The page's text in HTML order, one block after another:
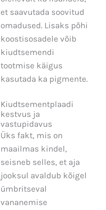
et saavutada soovitud
omadused. Lisaks põhi
koostisosadele võib
kiudtsemendi
tootmise käigus
kasutada ka pigmente.
Kiudtsementplaadi
kestvus ja
vastupidavus
Üks fakt, mis on
maailmas kindel,
seisneb selles, et aja
jooksul avaldub kõigel
ümbritseval
vananemise